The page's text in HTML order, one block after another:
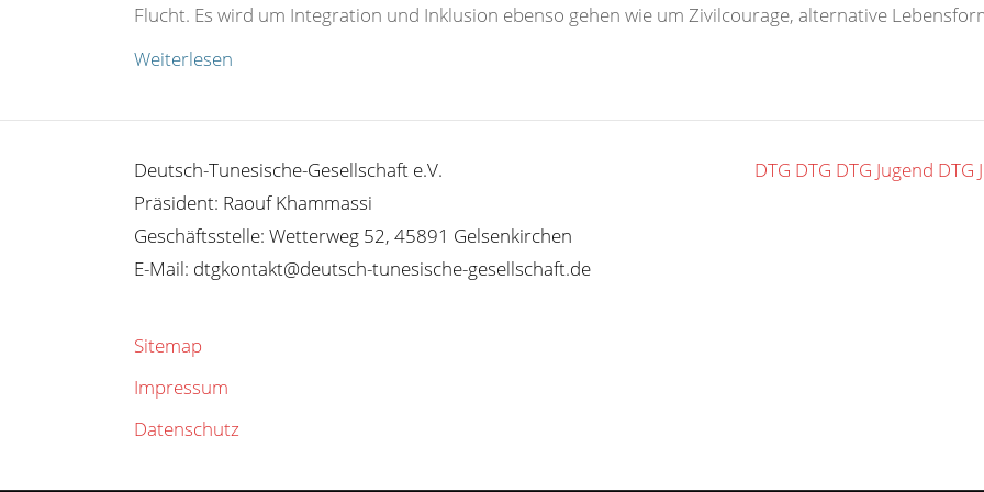
Flucht. Es wird um Integration und Inklusion ebenso gehen wie um Zivilcourage, alternative
Weiterlesen
Deutsch-Tunesische-Gesellschaft e.V.
Präsident: Raouf Khammassi
Geschäftsstelle: Wetterweg 52, 45891 Gelsenkirchen
E-Mail: dtgkontakt@deutsch-tunesische-gesellschaft.de
Sitemap
Impressum
Datenschutz
DTG DTG DTG Jugend DTG